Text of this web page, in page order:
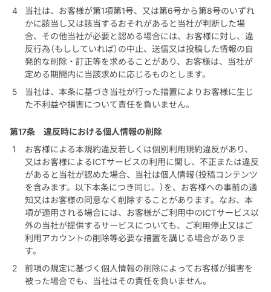
当社は、お客様が第1項第1号、又は第6号から第8号のいずれ
かに該当し又は該当するおそれがあると当社が判断した場
合、その他当社が必要と認める場合には、お客様に対し、違
反行為（もししていれば）の中止、送信又は投稿した情報の自
発的な削除・訂正等を求めることがあり、お客様は、当社が
定める期間内に当該求めに応じるものとします。
当社は、本条に基づき当社が行った措置によりお客様に生じ
た不利益や損害について責任を負いません。
第17条
違反時における個人情報の削除
お客様による本規約違反若しくは個別利用規約違反があり、
又はお客様によるICTサービスの利用に関し、不正または違反
があると当社が認めた場合、当社は個人情報（投稿コンテンツ
を含みます。以下本条につき同じ。）を、お客様への事前の通
知又はお客様の同意なく削除することがあります。なお、本
項が適用される場合には、お客様がご利用中のICTサービス以
外の当社が提供するサービスについても、ご利用停止又はご
利用アカウントの削除等必要な措置を講じる場合がありま
す。
前項の規定に基づく個人情報の削除によってお客様が損害を
被った場合でも、当社はその責任を負いません。